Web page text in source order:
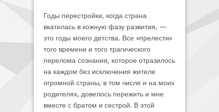
Годы перестройки, когда страна
вкатилась в кожную фазу развития, —
это годы моего детства. Все «прелести»
того времени и того трагического
перелома сознания, которое отразилось
на каждом без исключения жителе
огромной страны, в том числе и на моих
родителях, довелось пережить и мне
вместе с братом и сестрой. В этой